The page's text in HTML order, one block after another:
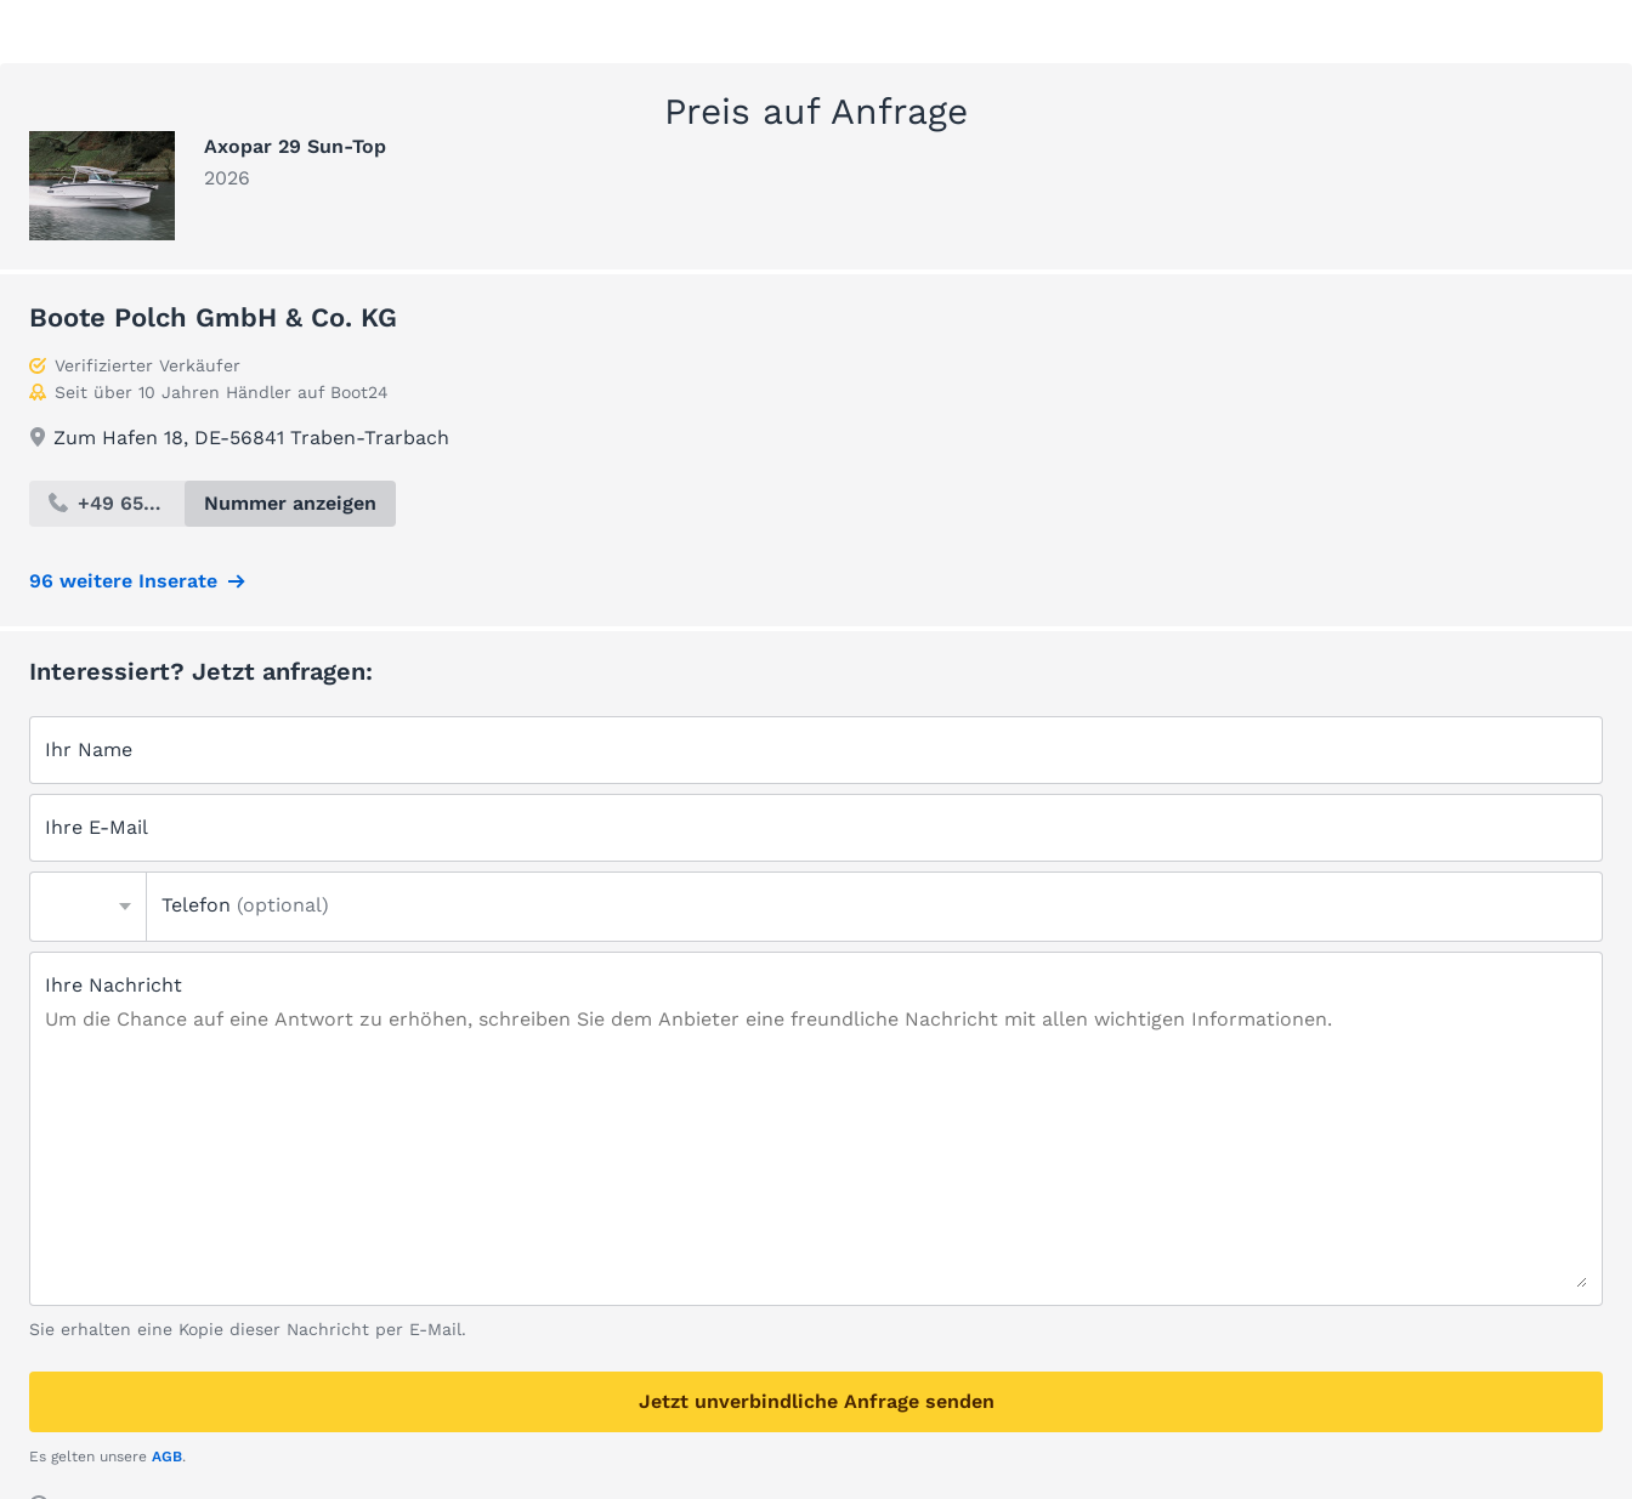
Preis auf Anfrage
Axopar 29 Sun-Top
2026
Boote Polch GmbH & Co. KG
Verifizierter Verkäufer
Seit über 10 Jahren Händler auf Boot24
Zum Hafen 18, DE-56841 Traben-Trarbach
+49 654... Nummer anzeigen
96 weitere Inserate
Interessiert? Jetzt anfragen:
Ihr Name
Ihre E-Mail
Telefon (optional)
Ihre Nachricht
Sie erhalten eine Kopie dieser Nachricht per E-Mail.
Jetzt unverbindliche Anfrage senden
Es gelten unsere AGB.